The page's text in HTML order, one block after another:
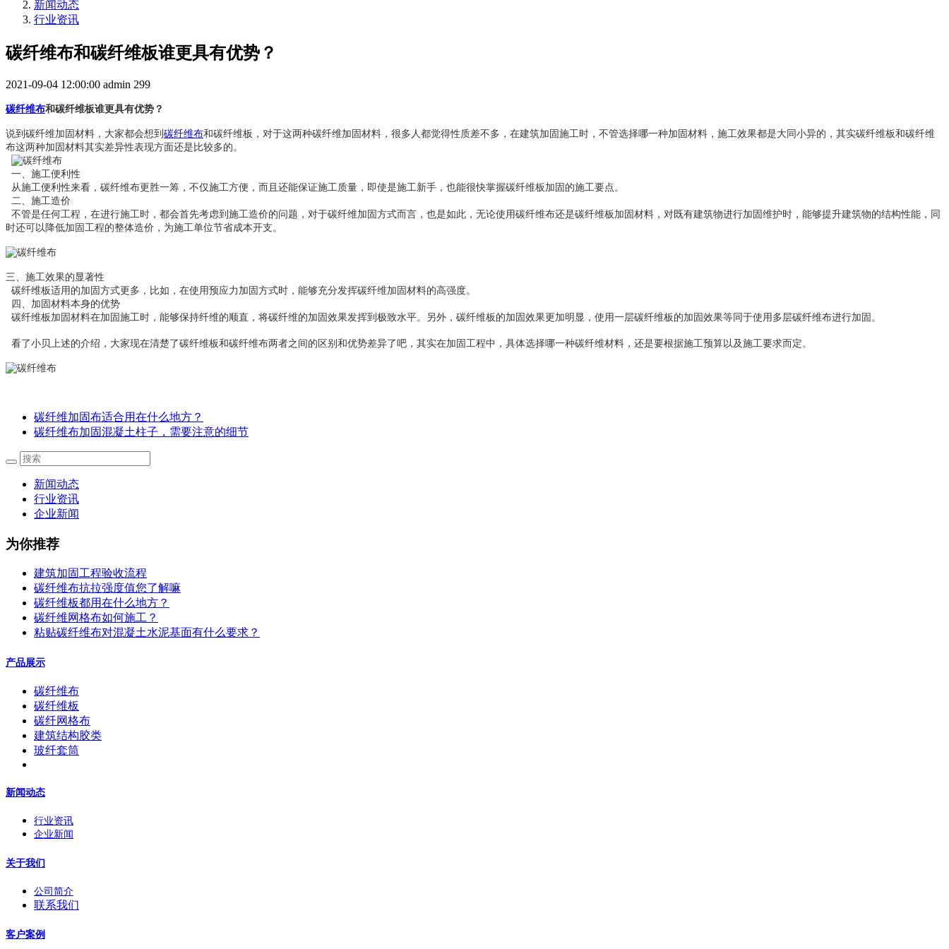
新闻动态
行业资讯
碳纤维布和碳纤维板谁更具有优势？
2021-09-04 12:00:00 admin 299
碳纤维布和碳纤维板谁更具有优势？
说到碳纤维加固材料，大家都会想到碳纤维布和碳纤维板，对于这两种碳纤维加固材料，很多人都觉得性质差不多，在建筑加固施工时，不管选择哪一种加固材料，施工效果都是大同小异的， 其实碳纤维板和碳纤维
布这两种加固材料其实差异性表现方面还是比较多的。
一、施工便利性
从施工便利性来看，碳纤维布更胜一筹，不仅施工方便，而且还能保证施工质量，即使是施工新手，也能很快掌握碳纤维板加固的施工要点。
二、施工造价
不管是任何工程，在进行施工时，都会首先考虑到施工造价的问题，对于碳纤维加固方式而言，也是如此， 无论使用碳纤维布还是碳纤维板加固材料 ， 对既有建筑物进行加固维护时，能够提升建筑物的结构性能，同
时还可以降低加固工程的整体造价，为施工单位节省成本开支。
三、施工效果的显著性
碳纤维板适用的加固方式更多，比如，在使用预应力加固方式时，能够充分发挥碳纤维加固材料的高强度。
四、加固材料本身的优势
碳纤维板加固材料在加固施工时，能够保持纤维的顺直，将碳纤维的加固效果发挥到极致水平。另外，碳纤维板的加固效果更加明显，使用一层碳纤维板的加固效果等同于使用多层碳纤维布进行加固。
看了小贝 上述的介绍，大家现在清楚了碳纤维板和碳纤维布两者之间的区别和优势差异了吧，其实在加固工程中，具体选择哪一种碳纤维材料，还是要根据施工预算以及施工要求而定。
碳纤维加固布适合用在什么地方？
碳纤维布加固混凝土柱子，需要注意的细节
新闻动态
行业资讯
企业新闻
为你推荐
建筑加固工程验收流程
碳纤维布抗拉强度值您了解嘛
碳纤维板都用在什么地方？
碳纤维网格布如何施工？
粘贴碳纤维布对混凝土水泥基面有什么要求？
产品展示
碳纤维布
碳纤维板
碳纤网格布
建筑结构胶类
玻纤套筒
新闻动态
行业资讯
企业新闻
关于我们
公司简介
联系我们
客户案例